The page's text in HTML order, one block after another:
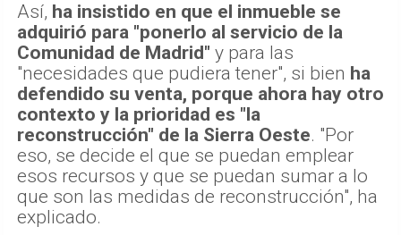
Así, ha insistido en que el inmueble se
adquirió para "ponerlo al servicio de la
Comunidad de Madrid" y para las
"necesidades que pudiera tener", si bien ha
defendido su venta, porque ahora hay otro
contexto y la prioridad es "la
reconstrucción" de la Sierra Oeste. "Por
eso, se decide el que se puedan emplear
esos recursos y que se puedan sumar a lo
que son las medidas de reconstrucción", ha
explicado.